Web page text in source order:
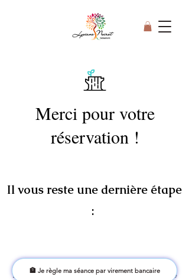
Merci pour votre
réservation !
Il vous reste une dernière étape
:
Suite à une évolution de notre gestion comptable et de
🏦 Je règle ma séance par virement bancaire